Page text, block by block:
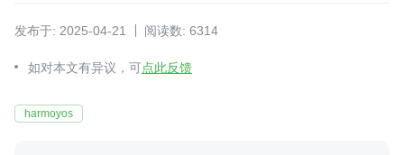
发布于: 2025-04-21 阅读数: 6314
如对本文有异议，可点此反馈
harmoyos